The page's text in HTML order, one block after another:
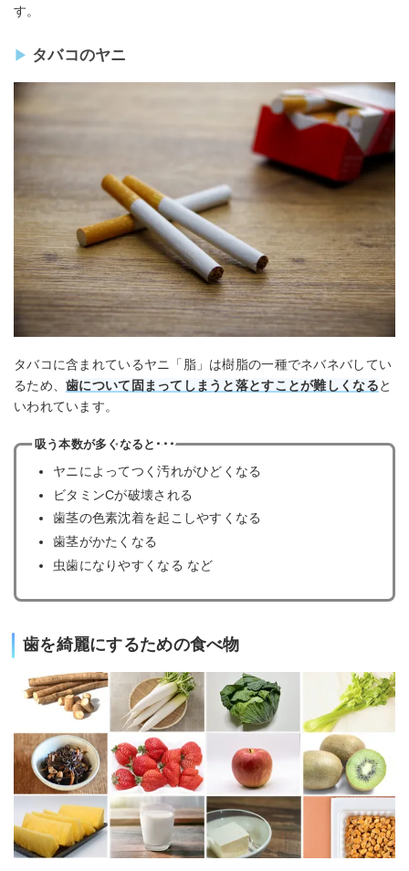
す。
タバコのヤニ
タバコに含まれているヤニ「脂」は樹脂の一種でネバネバしてい
るため、歯について固まってしまうと落とすことが難しくなると
いわれています。
吸う本数が多くなると･･･
ヤニによってつく汚れがひどくなる
ビタミンCが破壊される
歯茎の色素沈着を起こしやすくなる
歯茎がかたくなる
虫歯になりやすくなる など
歯を綺麗にするための食べ物